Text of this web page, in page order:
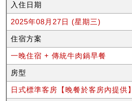
入住日期
2025年08月27日 (星期三)
住宿方案
一晚住宿 + 傳統牛肉鍋早餐
房型
日式標準客房【晚餐於客房內提供】